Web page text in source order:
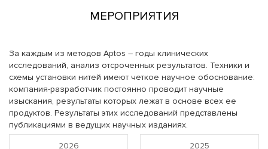
МЕРОПРИЯТИЯ
За каждым из методов Aptos – годы клинических
исследований, анализ отсроченных результатов. Техники и
схемы установки нитей имеют четкое научное обоснование:
компания-разработчик постоянно проводит научные
изыскания, результаты которых лежат в основе всех ее
продуктов. Результаты этих исследований представлены
публикациями в ведущих научных изданиях.
2026 2025